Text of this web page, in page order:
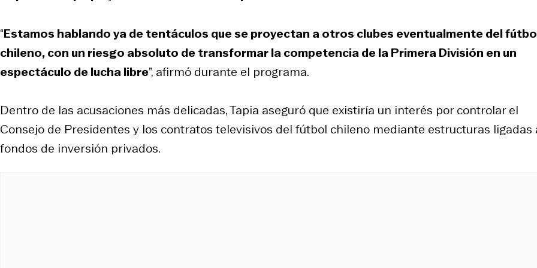
“Estamos hablando ya de tentáculos que se proyectan a otros clubes eventualmente del
chileno, con un riesgo absoluto de transformar la competencia de la Primera División en un
espectáculo de lucha libre”, afirmó durante el programa.
Dentro de las acusaciones más delicadas, Tapia aseguró que existiría un interés por controlar el
Consejo de Presidentes y los contratos televisivos del fútbol chileno mediante estructuras ligadas
fondos de inversión privados.